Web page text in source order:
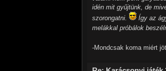
idén mit gyűjtünk, de
szorongatni.
Így az
melákkal próbálok
-Mondcsak koma miért